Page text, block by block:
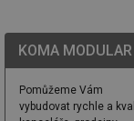
KOMA
Pomůžeme Vám
vybudovat rychle a